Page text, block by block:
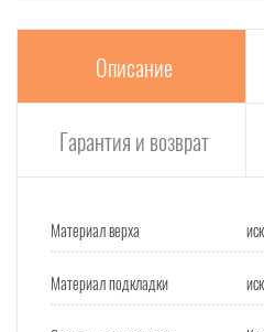
Описание
Гарантия и возврат
Материал верха
Материал подкладки